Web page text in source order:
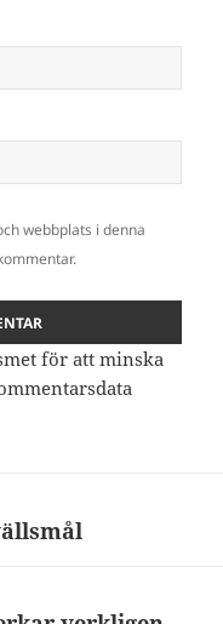
webbplats i denna
för att minska